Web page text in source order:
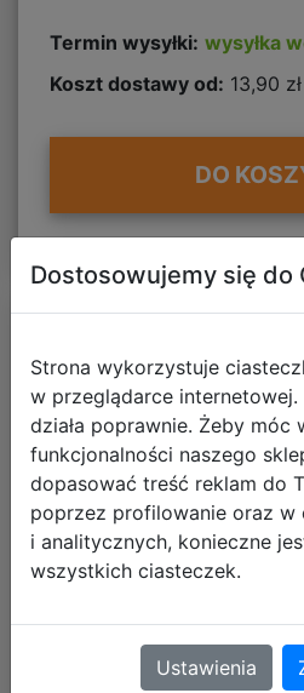
Termin wysyłki: wysyłka
Koszt dostawy od: 13,90 zł
DO
Funko POP
Dostosowujemy się do
Strona wykorzystuje
w przeglądarce
działa poprawnie. Żeby móc
funkcjonalności naszego
dopasować treść reklam do
poprzez profilowanie oraz w
i analitycznych, konieczne
wszystkich ciasteczek.
Ustawienia